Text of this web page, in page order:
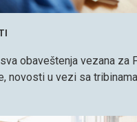
obaveštenja vezana za
novosti u vezi sa